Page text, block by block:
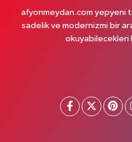
afyonmeydan.com yepyeni
sadelik ve modernizmi bir
okuyabilecekleri